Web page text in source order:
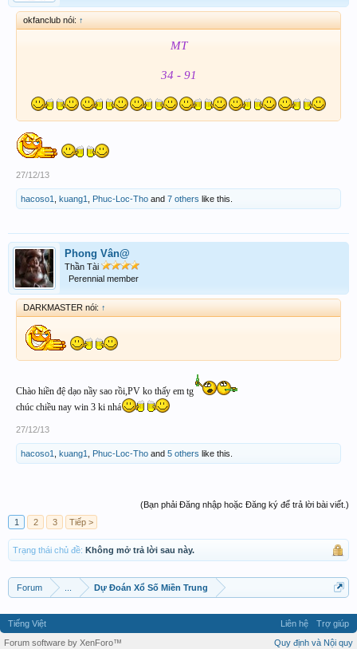
okfanclub nói: ↑
MT
34 - 91
27/12/13
hacoso1 kuang1 Phuc-Loc-Tho and 7 others like this.
Phong Vân@
Thần Tài
Perennial member
DARKMASTER nói: ↑
Chào hiền đệ dạo nầy sao rồi,PV ko thấy em tg
chúc chiều nay win 3 ki nhá
27/12/13
hacoso1 kuang1 Phuc-Loc-Tho and 5 others like this.
(Bạn phải Đăng nhập hoặc Đăng ký để trả lời bài viết.)
1
2 3 Tiếp >
Trạng thái chủ đề: Không mở trả lời sau này.
Forum Dự Đoán Xổ Số Miền Trung
Tiếng Việt Liên hệ
Trợ giúp
Quy định và Nội quy
Forum software by XenForo™